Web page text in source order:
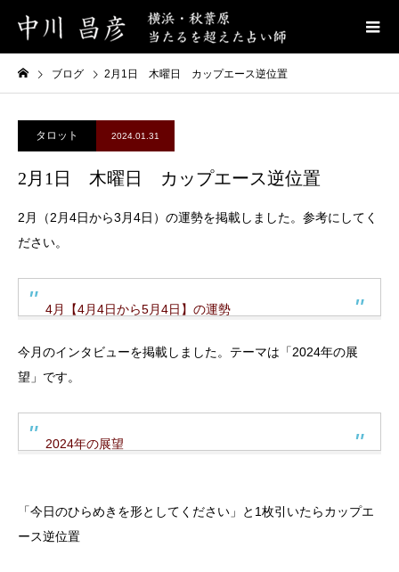
ブログ 2月1日 木曜日 カップエース逆位置
タロット 2024.01.31
2月1日 木曜日 カップエース逆位置
2月（2月4日から3月4日）の運勢を掲載しました。参考にしてく
ださい。
4月【4月4日から5月4日】の運勢
今月のインタビューを掲載しました。テーマは「2024年の展
望」です。
2024年の展望
「今日のひらめきを形としてください」と1枚引いたらカップエ
ース逆位置